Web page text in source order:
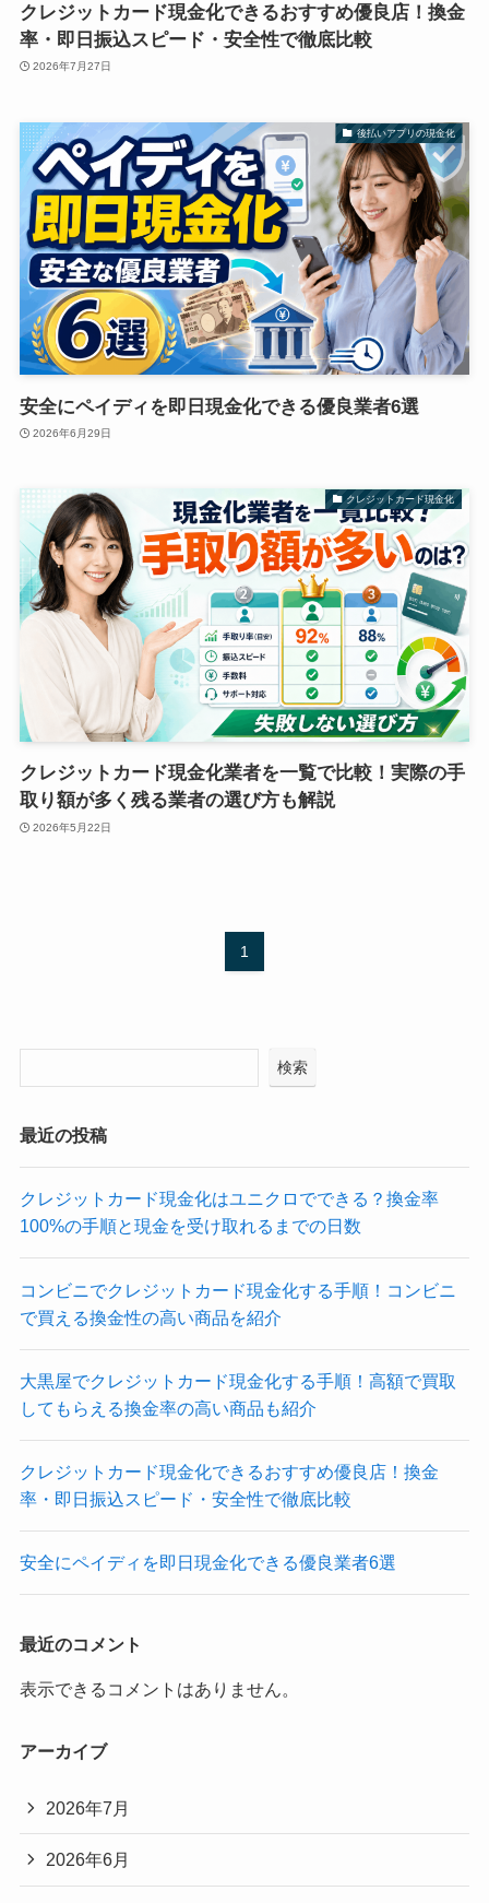
クレジットカード現金化できるおすすめ優良店！換金
率・即日振込スピード・安全性で徹底比較
2026年7月27日
後払いアプリの現金化
安全にペイディを即日現金化できる優良業者6選
2026年6月29日
クレジットカード現金化
クレジットカード現金化業者を一覧で比較！実際の手
取り額が多く残る業者の選び方も解説
2026年5月22日
1
検索
最近の投稿
クレジットカード現金化はユニクロでできる？換金率
100%の手順と現金を受け取れるまでの日数
コンビニでクレジットカード現金化する手順！コンビニ
で買える換金性の高い商品を紹介
大黒屋でクレジットカード現金化する手順！高額で買取
してもらえる換金率の高い商品も紹介
クレジットカード現金化できるおすすめ優良店！換金
率・即日振込スピード・安全性で徹底比較
安全にペイディを即日現金化できる優良業者6選
最近のコメント
表示できるコメントはありません。
アーカイブ
2026年7月
2026年6月